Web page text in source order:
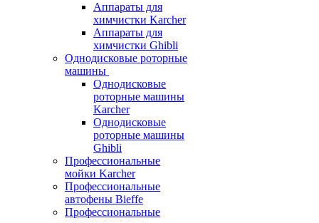
Аппараты для
химчистки Karcher
Аппараты для
химчистки Ghibli
Однодисковые роторные
машины
Однодисковые
роторные машины
Karcher
Однодисковые
роторные машины
Ghibli
Профессиональные
мойки Karcher
Профессиональные
автофены Bieffe
Профессиональные